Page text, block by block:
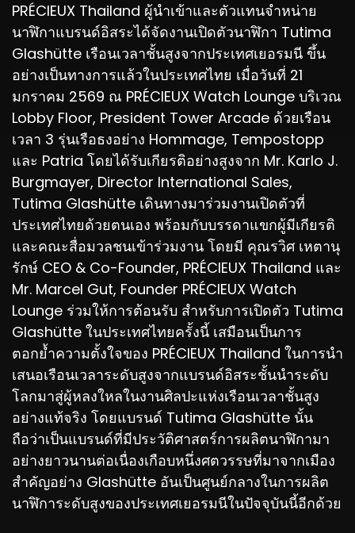
PRÉCIEUX Thailand ผู้นำเข้าและตัวแทนจำหน่าย
นาฬิกาแบรนด์อิสระได้จัดงานเปิดตัวนาฬิกา Tutima
Glashütte เรือนเวลาชั้นสูงจากประเทศเยอรมนี ขึ้น
อย่างเป็นทางการแล้วในประเทศไทย เมื่อวันที่ 21
มกราคม 2569 ณ PRÉCIEUX Watch Lounge บริเวณ
Lobby Floor, President Tower Arcade ด้วยเรือน
เวลา 3 รุ่นเรือธงอย่าง Hommage, Tempostopp
และ Patria โดยได้รับเกียรติอย่างสูงจาก Mr. Karlo J.
Burgmayer, Director International Sales,
Tutima Glashütte เดินทางมาร่วมงานเปิดตัวที่
ประเทศไทยด้วยตนเอง พร้อมกับบรรดาแขกผู้มีเกียรติ
และคณะสื่อมวลชนเข้าร่วมงาน โดยมี คุณรวิศ เหตานุ
รักษ์ CEO & Co-Founder, PRÉCIEUX Thailand และ
Mr. Marcel Gut, Founder PRÉCIEUX Watch
Lounge ร่วมให้การต้อนรับ สำหรับการเปิดตัว Tutima
Glashütte ในประเทศไทยครั้งนี้ เสมือนเป็นการ
ตอกย้ำความตั้งใจของ PRÉCIEUX Thailand ในการนำ
เสนอเรือนเวลาระดับสูงจากแบรนด์อิสระชั้นนำระดับ
โลกมาสู่ผู้หลงใหลในงานศิลปะแห่งเรือนเวลาชั้นสูง
อย่างแท้จริง โดยแบรนด์ Tutima Glashütte นั้น
ถือว่าเป็นแบรนด์ที่มีประวัติศาสตร์การผลิตนาฬิกามา
อย่างยาวนานต่อเนื่องเกือบหนึ่งศตวรรษที่มาจากเมือง
สำคัญอย่าง Glashütte อันเป็นศูนย์กลางในการผลิต
นาฬิการะดับสูงของประเทศเยอรมนีในปัจจุบันนี้อีกด้วย